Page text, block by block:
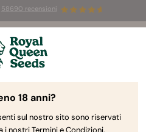
58690 recensioni
Fino al 50% di sconto
⏤
Blog
18 anni?
sul nostro sito sono riservati
i nostri Termini e Condizioni.